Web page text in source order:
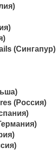
(Сингапур)
(Россия)